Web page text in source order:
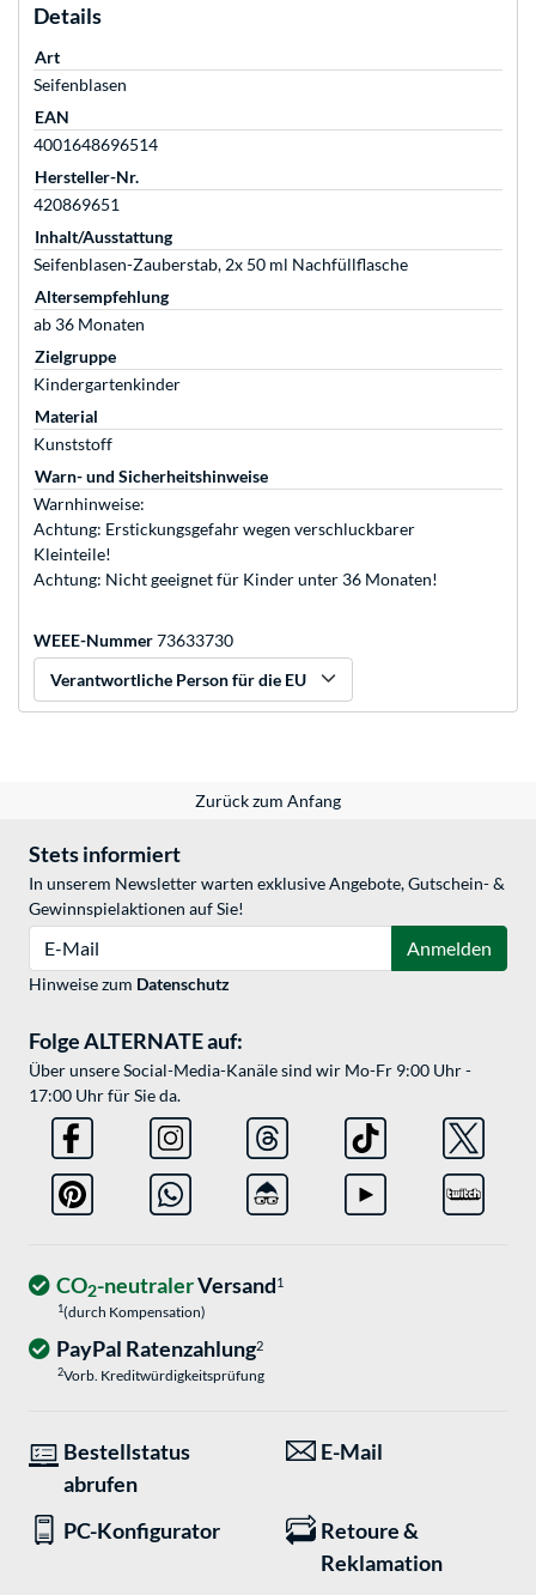
Details
Art
Seifenblasen
EAN
4001648696514
Hersteller-Nr.
420869651
Inhalt/Ausstattung
Seifenblasen-Zauberstab, 2x 50 ml Nachfüllflasche
Altersempfehlung
ab 36 Monaten
Zielgruppe
Kindergartenkinder
Material
Kunststoff
Warn- und Sicherheitshinweise
Warnhinweise:
Achtung: Erstickungsgefahr wegen verschluckbarer
Kleinteile!
Achtung: Nicht geeignet für Kinder unter 36 Monaten!
WEEE-Nummer73633730
Verantwortliche Person für die EU
Zurück zum Anfang
Stets informiert
In unserem Newsletter warten exklusive Angebote, Gutschein- &
Gewinnspielaktionen auf Sie!
Anmelden
Hinweise zum Datenschutz
Folge ALTERNATE auf:
Über unsere Social-Media-Kanäle sind wir Mo-Fr 9:00 Uhr -
17:00 Uhr für Sie da.
CO2-neutralerVersand1
1(durch Kompensation)
PayPal Ratenzahlung2
2Vorb. Kreditwürdigkeitsprüfung
Bestellstatus
abrufen
E-Mail
PC-Konfigurator
Retoure &
Reklamation